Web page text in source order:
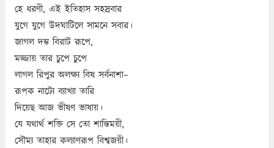
হে ধরণী, এই ইতিহাস সহস্রবার
যুগে যুগে উদঘাটিলে সামনে সবার।
জাগল দম্ভ বিরাট রূপে,
মজ্জায় তার চুপে চুপে
লাগল রিপুর অলক্ষ্য বিষ সর্বনাশা–
রূপক নাট্যে ব্যাখ্যা তারি
দিয়েছ আজ ভীষণ ভাষায়।
যে যথার্থ শক্তি সে তো শান্তিময়ী,
সৌম্য তাহার কল্যাণরূপ বিশ্বজয়ী।